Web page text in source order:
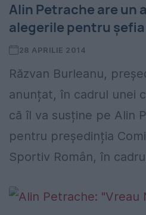
Alin Petrache are un
alegerile pentru șefia
28 APRILIE 2014
Răzvan Burleanu,
anunțat, în cadrul unei
că îl va susține pe Alin
pentru președinția
Sportiv Român, în